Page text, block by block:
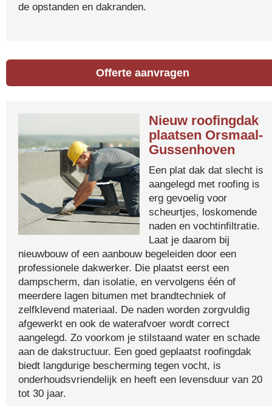
de opstanden en dakranden.
Offerte aanvragen
Nieuw roofingdak
plaatsen Orsmaal-
Gussenhoven
Een plat dak dat slecht is
aangelegd met roofing is
erg gevoelig voor
scheurtjes, loskomende
naden en vochtinfiltratie.
Laat je daarom bij
nieuwbouw of een aanbouw begeleiden door een
professionele dakwerker. Die plaatst eerst een
dampscherm, dan isolatie, en vervolgens één of
meerdere lagen bitumen met brandtechniek of
zelfklevend materiaal. De naden worden zorgvuldig
afgewerkt en ook de waterafvoer wordt correct
aangelegd. Zo voorkom je stilstaand water en schade
aan de dakstructuur. Een goed geplaatst roofingdak
biedt langdurige bescherming tegen vocht, is
onderhoudsvriendelijk en heeft een levensduur van 20
tot 30 jaar.